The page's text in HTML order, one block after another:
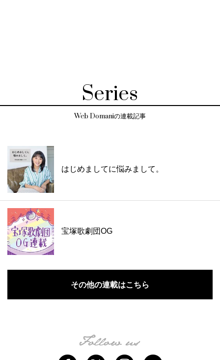
Series
Web Domaniの連載記事
はじめましてに悩みまして。
宝塚歌劇団OG
その他の連載はこちら